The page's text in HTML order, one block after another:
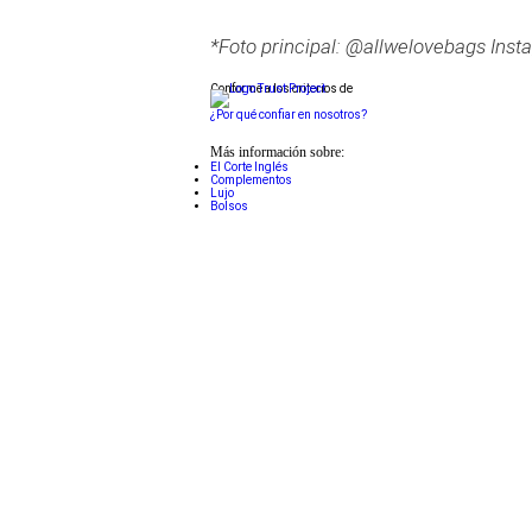
*Foto principal: @allwelovebags
Conforme a los criterios de
¿Por qué confiar en nosotros?
Más información sobre:
El Corte Inglés
Complementos
Lujo
Bolsos